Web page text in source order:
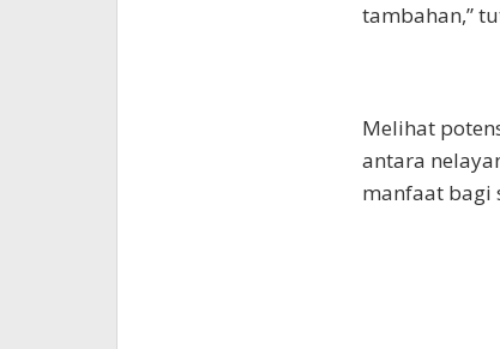
tambahan,”
Melihat
antara
manfaat bagi